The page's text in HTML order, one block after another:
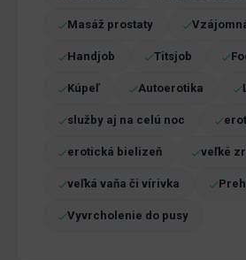
Masáž prostaty
Handjob Titsjob
Kúpeľ Autoerotika
služby aj na celú noc
erotická bielizeň veľké
veľká vaňa či vírivka
Vyvrcholenie do pusy